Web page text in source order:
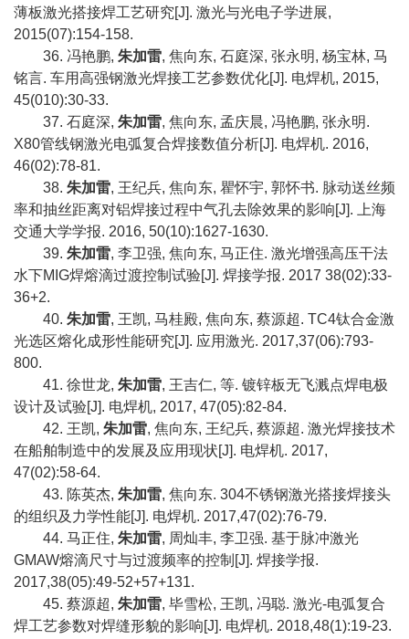
薄板激光搭接焊工艺研究[J]. 激光与光电子学进展,
2015(07):154-158.
36. 冯艳鹏, 朱加雷, 焦向东, 石庭深, 张永明, 杨宝林, 马
铭言. 车用高强钢激光焊接工艺参数优化[J]. 电焊机, 2015,
45(010):30-33.
37. 石庭深, 朱加雷, 焦向东, 孟庆晨, 冯艳鹏, 张永明.
X80管线钢激光电弧复合焊接数值分析[J]. 电焊机. 2016,
46(02):78-81.
38. 朱加雷, 王纪兵, 焦向东, 瞿怀宇, 郭怀书. 脉动送丝频
率和抽丝距离对铝焊接过程中气孔去除效果的影响[J].
上海
交通大学学报. 2016, 50(10):1627-1630.
39. 朱加雷, 李卫强, 焦向东, 马正住. 激光增强高压干法
水下MIG焊熔滴过渡控制试验[J]. 焊接学报. 2017 38(02):33-
36+2.
40. 朱加雷, 王凯, 马桂殿, 焦向东, 蔡源超. TC4钛合金激
光选区熔化成形性能研究[J]. 应用激光. 2017,37(06):793-
800.
41. 徐世龙, 朱加雷, 王吉仁, 等. 镀锌板无飞溅点焊电极
设计及试验[J]. 电焊机, 2017, 47(05):82-84.
42. 王凯, 朱加雷, 焦向东, 王纪兵, 蔡源超. 激光焊接技术
在船舶制造中的发展及应用现状[J]. 电焊机. 2017,
47(02):58-64.
43. 陈英杰, 朱加雷, 焦向东. 304不锈钢激光搭接焊接头
的组织及力学性能[J]. 电焊机. 2017,47(02):76-79.
44. 马正住, 朱加雷, 周灿丰, 李卫强. 基于脉冲激光
GMAW熔滴尺寸与过渡频率的控制 [J]. 焊接学报.
2017,38(05):49-52+57+131.
45. 蔡源超, 朱加雷, 毕雪松, 王凯, 冯聪. 激光-电弧复合
焊工艺参数对焊缝形貌的影响[J]. 电焊机. 2018,48(1):19-23.